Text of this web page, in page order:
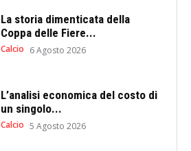
La storia dimenticata della
Coppa delle Fiere...
Calcio 6 Agosto 2026
L’analisi economica del costo di
un singolo...
Calcio 5 Agosto 2026